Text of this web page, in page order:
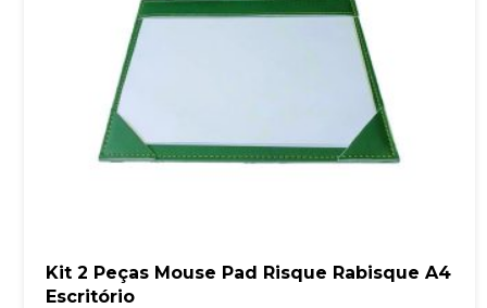
Kit 2 Peças Mouse Pad Risque Rabisque A4
Escritório